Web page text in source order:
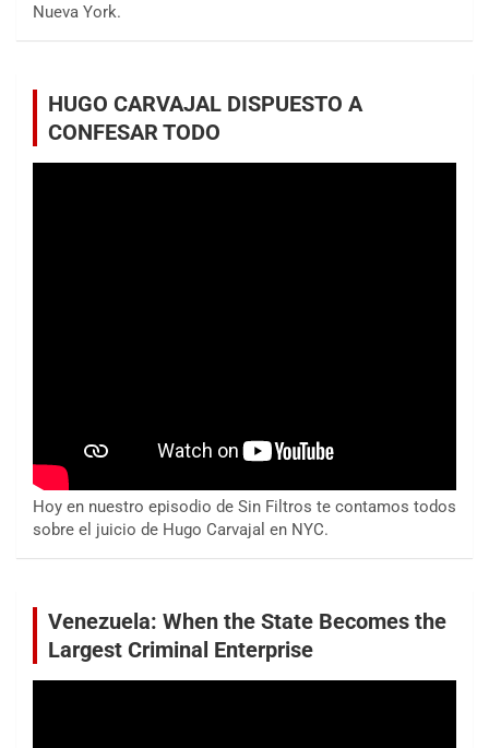
Nueva York.
HUGO CARVAJAL DISPUESTO A
CONFESAR TODO
Hoy en nuestro episodio de Sin Filtros te contamos todos
sobre el juicio de Hugo Carvajal en NYC.
Venezuela: When the State Becomes the
Largest Criminal Enterprise